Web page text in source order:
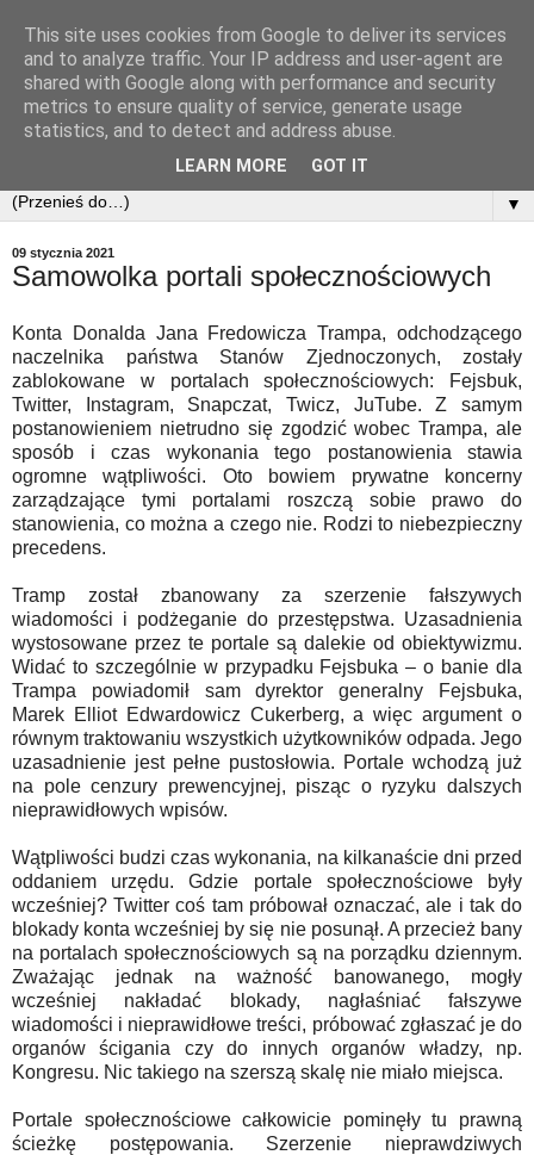
▼
09 stycznia 2021
Samowolka portali społecznościowych
Konta Donalda Jana Fredowicza Trampa, odchodzącego
naczelnika państwa Stanów Zjednoczonych, zostały
zablokowane w portalach społecznościowych: Fejsbuk,
Twitter, Instagram, Snapczat, Twicz, JuTube. Z samym
postanowieniem nietrudno się zgodzić wobec Trampa, ale
sposób i czas wykonania tego postanowienia stawia
ogromne wątpliwości. Oto bowiem prywatne koncerny
zarządzające tymi portalami roszczą sobie prawo do
stanowienia, co można a czego nie. Rodzi to niebezpieczny
precedens.
Tramp został zbanowany za szerzenie fałszywych
wiadomości i podżeganie do przestępstwa. Uzasadnienia
wystosowane przez te portale są dalekie od obiektywizmu.
Widać to szczególnie w przypadku Fejsbuka – o banie dla
Trampa powiadomił sam dyrektor generalny Fejsbuka,
Marek Elliot Edwardowicz Cukerberg, a więc argument o
równym traktowaniu wszystkich użytkowników odpada. Jego
uzasadnienie jest pełne pustosłowia. Portale wchodzą już
na pole cenzury prewencyjnej, pisząc o ryzyku dalszych
nieprawidłowych wpisów.
Wątpliwości budzi czas wykonania, na kilkanaście dni przed
oddaniem urzędu. Gdzie portale społecznościowe były
wcześniej? Twitter coś tam próbował oznaczać, ale i tak do
blokady konta wcześniej by się nie posunął. A przecież bany
na portalach społecznościowych są na porządku dziennym.
Zważając jednak na ważność banowanego, mogły
wcześniej nakładać blokady, nagłaśniać fałszywe
wiadomości i nieprawidłowe treści, próbować zgłaszać je do
organów ścigania czy do innych organów władzy, np.
Kongresu. Nic takiego na szerszą skalę nie miało miejsca.
Portale społecznościowe całkowicie pominęły tu prawną
ścieżkę postępowania. Szerzenie nieprawdziwych
This site uses cookies from Google to deliver its services
and to analyze traffic. Your IP address and user-agent are
shared with Google along with performance and security
metrics to ensure quality of service, generate usage
statistics, and to detect and address abuse.
LEARN MORE GOT IT